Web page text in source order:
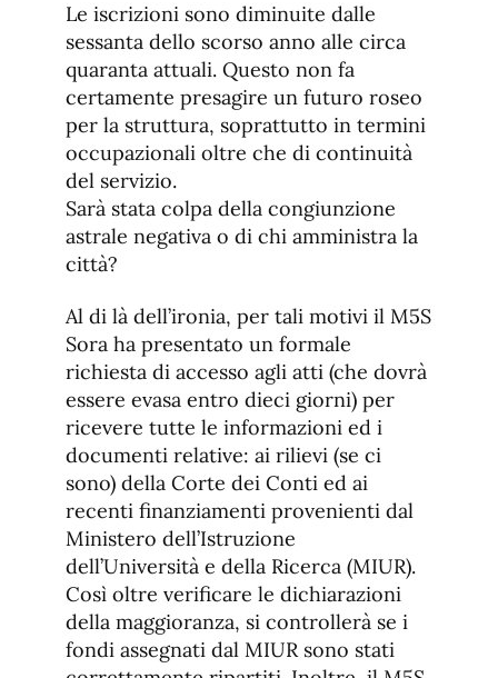
Le iscrizioni sono diminuite dalle
sessanta dello scorso anno alle circa
quaranta attuali. Questo non fa
certamente presagire un futuro roseo
per la struttura, soprattutto in termini
occupazionali oltre che di continuità
del servizio.
Sarà stata colpa della congiunzione
astrale negativa o di chi amministra la
città?
Al di là dell’ironia, per tali motivi il M5S
Sora ha presentato un formale
richiesta di accesso agli atti (che dovrà
essere evasa entro dieci giorni) per
ricevere tutte le informazioni ed i
documenti relative: ai rilievi (se ci
sono) della Corte dei Conti ed ai
recenti finanziamenti provenienti dal
Ministero dell’Istruzione
dell’Università e della Ricerca (MIUR).
Così oltre verificare le dichiarazioni
della maggioranza, si controllerà se i
fondi assegnati dal MIUR sono stati